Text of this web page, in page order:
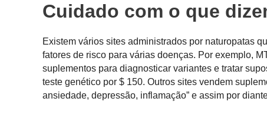
Cuidado com o que
Existem vários sites administrados por naturopatas
fatores de risco para várias doenças. Por exemplo,
suplementos para diagnosticar variantes e tratar
teste genético por $ 150. Outros sites vendem
ansiedade, depressão, inflamação” e assim por